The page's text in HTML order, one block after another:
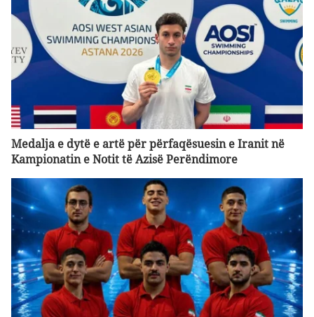
Medalja e dytë e artë për përfaqësuesin e Iranit në
Kampionatin e Notit të Azisë Perëndimore